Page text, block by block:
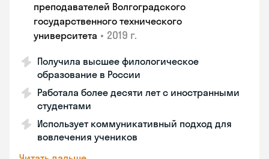
преподавателей Волгоградского
государственного технического
университета • 2019 г.
Получила высшее филологическое
образование в России
Работала более десяти лет с иностранными
студентами
Использует коммуникативный подход для
вовлечения учеников